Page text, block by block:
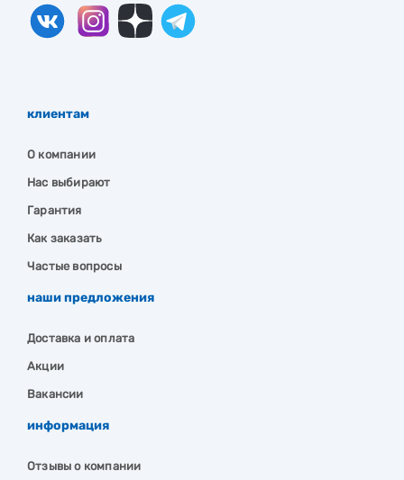
клиентам
О компании
Нас выбирают
Гарантия
Как заказать
Частые вопросы
наши предложения
Доставка и оплата
Акции
Вакансии
информация
Отзывы о компании